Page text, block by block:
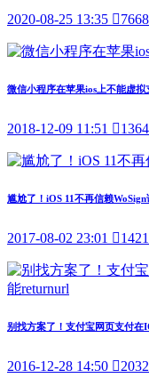
2020-08-25 13:35 7668
微信小程序在苹果ios上不能虚
2018-12-09 11:51 
尴尬了！iOS 11不再信赖WoSign
2017-08-02 23:01 
别找方案了！支付宝网页支付
2016-12-28 14:50 